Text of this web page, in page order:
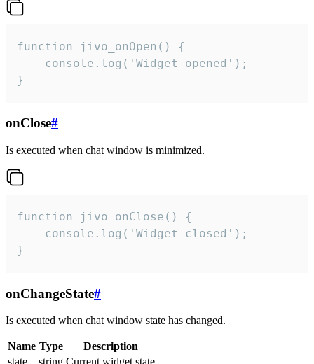
function jivo_onOpen() {
    console.log('Widget opened');
}
onClose#
Is executed when chat window is minimized.
function jivo_onClose() {
    console.log('Widget closed');
}
onChangeState#
Is executed when chat window state has changed.
Name Type
Description